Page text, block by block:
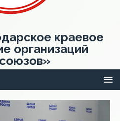
краевое
организаций